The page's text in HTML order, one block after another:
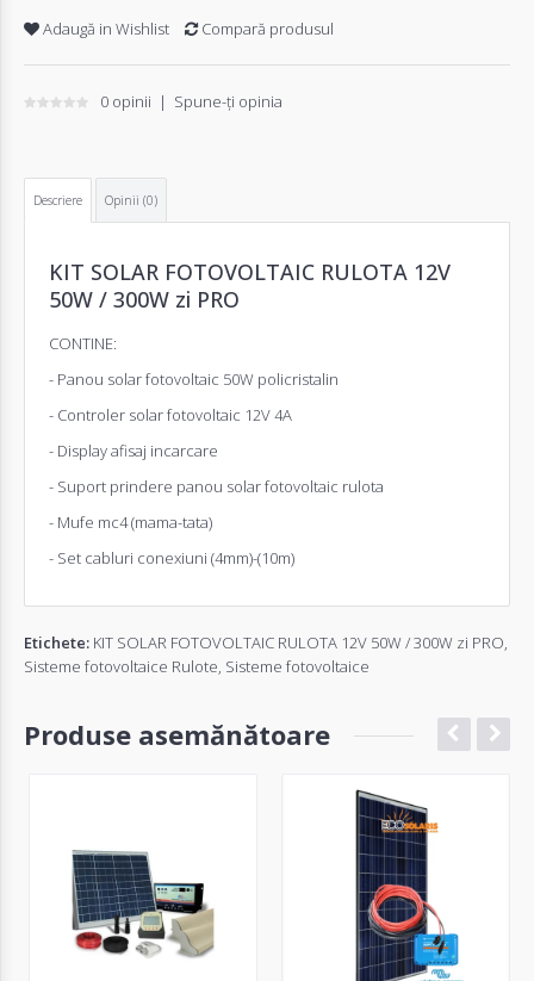
Adaugă in Wishlist Compară produsul
0 opinii | Spune-ţi opinia
Descriere Opinii (0)
KIT SOLAR FOTOVOLTAIC RULOTA 12V
50W / 300W zi PRO
CONTINE:
- Panou solar fotovoltaic 50W policristalin
- Controler solar fotovoltaic 12V 4A
- Display afisaj incarcare
- Suport prindere panou solar fotovoltaic rulota
- Mufe mc4 (mama-tata)
- Set cabluri conexiuni (4mm)-(10m)
Etichete: KIT SOLAR FOTOVOLTAIC RULOTA 12V 50W / 300W zi PRO
Sisteme fotovoltaice Rulote Sisteme fotovoltaice
Produse asemănătoare